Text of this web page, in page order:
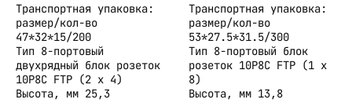
Транспортная упаковка:
размер/кол-во
47*32*15/200
Тип 8-портовый
двухрядный блок розеток
10P8C FTP (2 х 4)
Высота, мм 25,3
Транспортная упаковка:
размер/кол-во
53*27.5*31.5/300
Тип 8-портовый блок
розеток 10P8C FTP (1 х
8)
Высота, мм 13,8